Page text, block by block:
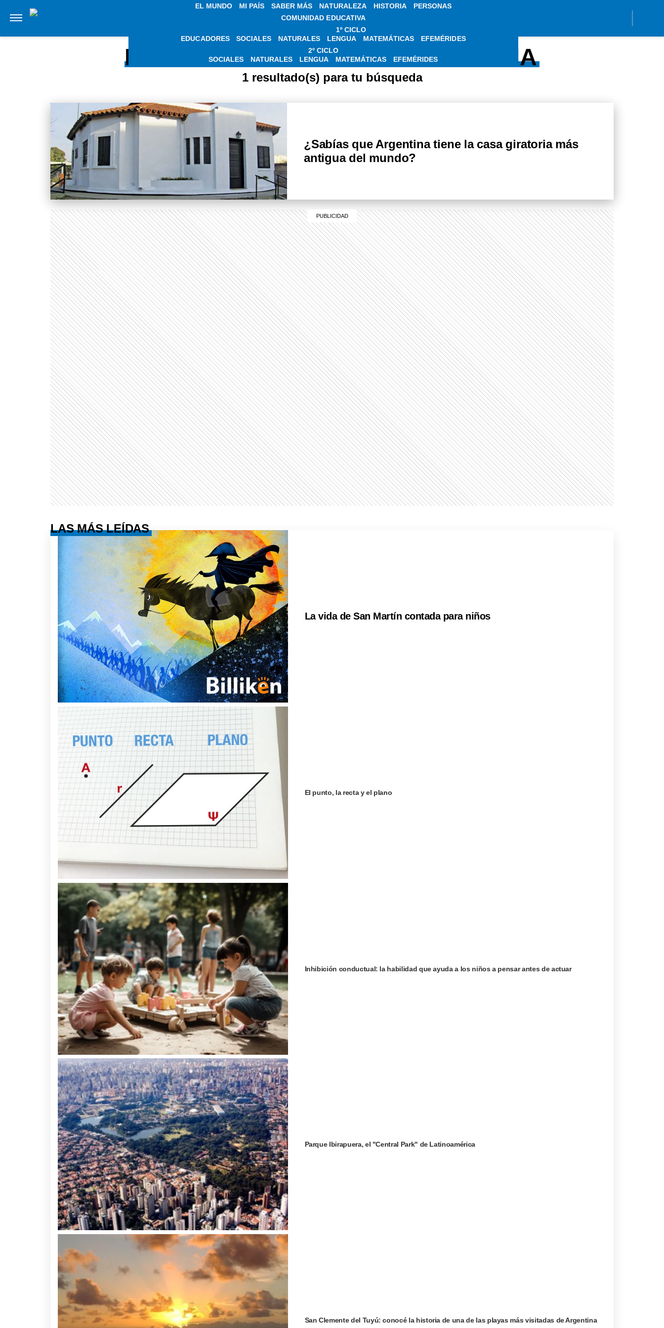
EL MUNDO MI PAÍS SABER MÁS NATURALEZA HISTORIA
PERSONAS
COMUNIDAD EDUCATIVA
EDUCADORES
1º CICLO
SOCIALES
NATURALES LENGUA MATEMÁTICAS
EFEMÉRIDES
2º CICLO
SOCIALES
NATURALES LENGUA MATEMÁTICAS EFEMÉRIDES
NOTICIAS SOBRE CASA GIRATORIA
1 resultado(s) para tu búsqueda
¿Sabías que Argentina tiene la casa giratoria más
antigua del mundo?
LAS MÁS LEÍDAS
La vida de San Martín contada para niños
El punto, la recta y el plano
Inhibición conductual: la habilidad que ayuda a los niños a pensar antes de actuar
Parque Ibirapuera, el "Central Park" de Latinoamérica
San Clemente del Tuyú: conocé la historia de una de las playas más visitadas de Argentina